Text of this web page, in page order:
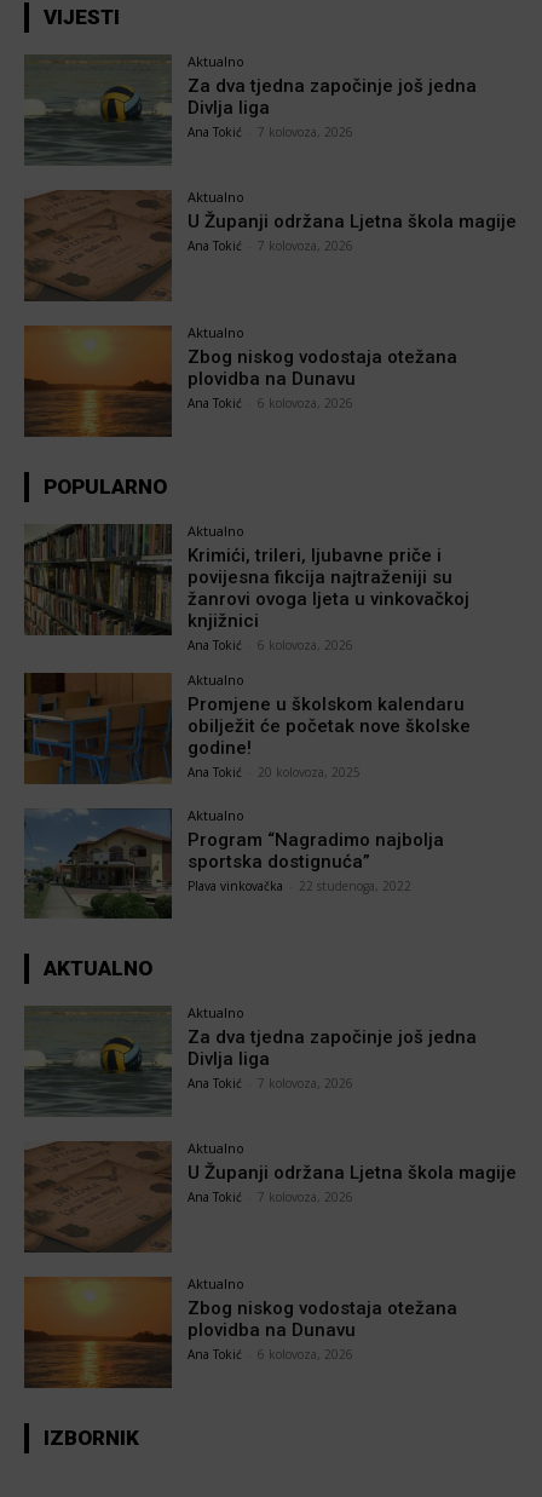
VIJESTI
Aktualno
Za dva tjedna započinje još jedna
Divlja liga
Ana Tokić 7 kolovoza, 2026
Aktualno
U Županji održana Ljetna škola magije
Ana Tokić 7 kolovoza, 2026
Aktualno
Zbog niskog vodostaja otežana
plovidba na Dunavu
Ana Tokić 6 kolovoza, 2026
POPULARNO
Aktualno
Krimići, trileri, ljubavne priče i
povijesna fikcija najtraženiji su
žanrovi ovoga ljeta u vinkovačkoj
knjižnici
Ana Tokić 6 kolovoza, 2026
Aktualno
Promjene u školskom kalendaru
obilježit će početak nove školske
godine!
Ana Tokić 20 kolovoza, 2025
Aktualno
Program “Nagradimo najbolja
sportska dostignuća”
Plava vinkovačka 22 studenoga, 2022
AKTUALNO
Aktualno
Za dva tjedna započinje još jedna
Divlja liga
Ana Tokić 7 kolovoza, 2026
Aktualno
U Županji održana Ljetna škola magije
Ana Tokić 7 kolovoza, 2026
Aktualno
Zbog niskog vodostaja otežana
plovidba na Dunavu
Ana Tokić 6 kolovoza, 2026
IZBORNIK